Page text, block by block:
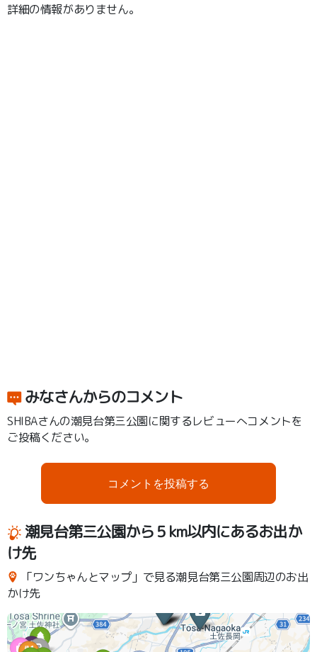
詳細の情報がありません。
みなさんからのコメント
SHIBAさんの潮見台第三公園に関するレビューへコメントを
ご投稿ください。
コメントを投稿する
潮見台第三公園から５km以内にあるお出か
け先
「ワンちゃんとマップ」で見る潮見台第三公園周辺のお出
かけ先